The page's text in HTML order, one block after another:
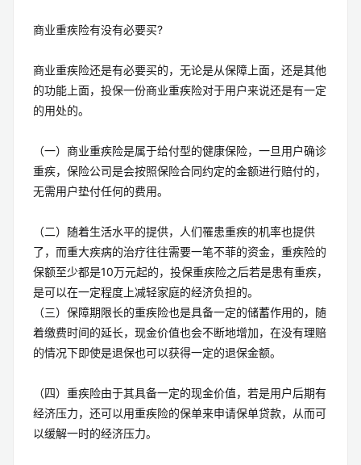
商业重疾险有没有必要买?
商业重疾险还是有必要买的，无论是从保障上面，还是其他
的功能上面，投保一份商业重疾险对于用户来说还是有一定
的用处的。
（一）商业重疾险是属于给付型的健康保险，一旦用户确诊
重疾，保险公司是会按照保险合同约定的金额进行赔付的，
无需用户垫付任何的费用。
（二）随着生活水平的提供，人们罹患重疾的机率也提供
了，而重大疾病的治疗往往需要一笔不菲的资金，重疾险的
保额至少都是10万元起的，投保重疾险之后若是患有重疾，
是可以在一定程度上减轻家庭的经济负担的。
（三）保障期限长的重疾险也是具备一定的储蓄作用的，随
着缴费时间的延长，现金价值也会不断地增加，在没有理赔
的情况下即使是退保也可以获得一定的退保金额。
（四）重疾险由于其具备一定的现金价值，若是用户后期有
经济压力，还可以用重疾险的保单来申请保单贷款，从而可
以缓解一时的经济压力。